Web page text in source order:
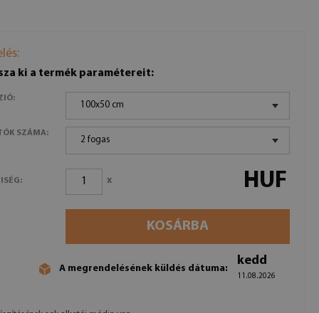
ki a termék paramétereit:
100x50 cm
SZÁMA:
2 fogas
x HUF
KOSÁRBA
A megrendelésének küldés dátuma:
kedd
11.08.2026